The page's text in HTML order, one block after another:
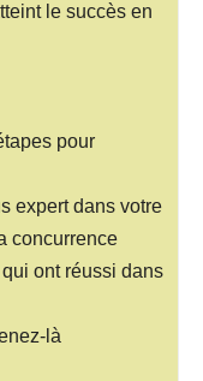
le succès en
pour
expert dans votre
concurrence
ont réussi dans
là